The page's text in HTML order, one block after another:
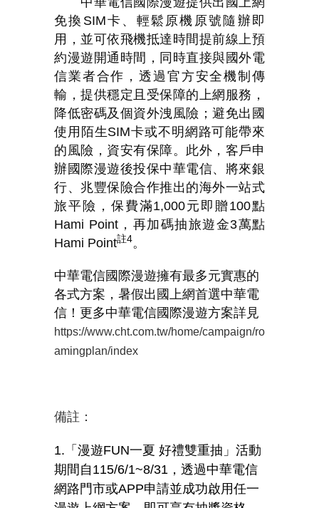
免換 SIM卡、輕鬆原機原號隨辦即
用，並可依飛機抵達時間提前線上預
約漫遊開通時間，同時直接與國外電
信業者合作，透過官方安全機制傳
輸，提供穩定且受保障的上網服務，
降低密碼及個資外洩風險；避免出國
使用陌生SIM卡或不明網路可能帶來
的風險，資安有保障。此外，客戶申
辦國際漫遊後投保中華電信、將來銀
行、兆豐保險合作推出的海外一站式
旅平險，保費滿1,000元即贈 100點
Hami Point，再加碼抽旅遊金3萬點
Hami Point註4。
中華電信國際漫遊擁有最多元實惠的
各式方案，暑假出國上網首選中華電
信！更多中華電信國際漫遊方案詳見
https://www.cht.com.tw/home/campaign/ro
amingplan/index
備註：
1.「漫遊FUN一夏 好禮雙重抽」活動
期間自 115/6/1~8/31 ，透過中華電信
網路門市或APP申請並成功啟用任一